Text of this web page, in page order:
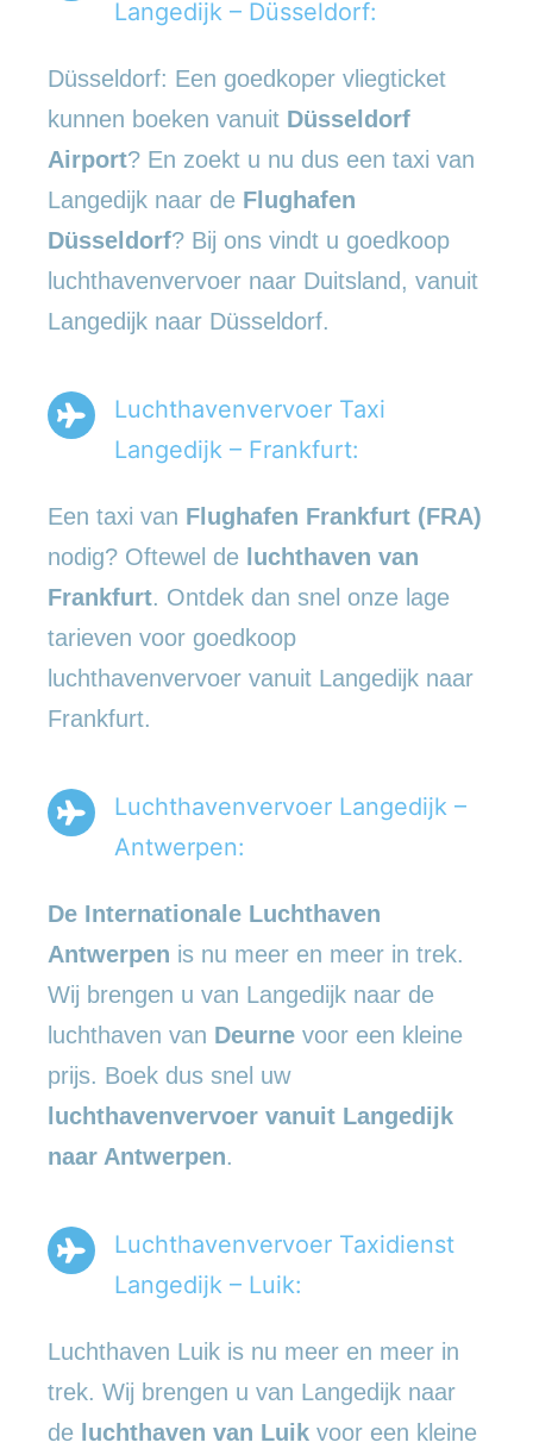
Langedijk – Düsseldorf:
Düsseldorf: Een goedkoper vliegticket
kunnen boeken vanuit Düsseldorf
Airport? En zoekt u nu dus een taxi van
Langedijk naar de Flughafen
Düsseldorf? Bij ons vindt u goedkoop
luchthavenvervoer naar Duitsland, vanuit
Langedijk naar Düsseldorf.
Luchthavenvervoer Taxi
Langedijk – Frankfurt:
Een taxi van Flughafen Frankfurt (FRA)
nodig? Oftewel de luchthaven van
Frankfurt. Ontdek dan snel onze lage
tarieven voor goedkoop
luchthavenvervoer vanuit Langedijk naar
Frankfurt.
Luchthavenvervoer Langedijk –
Antwerpen:
De Internationale Luchthaven
Antwerpen is nu meer en meer in trek.
Wij brengen u van Langedijk naar de
luchthaven van Deurne voor een kleine
prijs. Boek dus snel uw
luchthavenvervoer vanuit Langedijk
naar Antwerpen.
Luchthavenvervoer Taxidienst
Langedijk – Luik:
Luchthaven Luik is nu meer en meer in
trek. Wij brengen u van Langedijk naar
de luchthaven van Luik voor een kleine